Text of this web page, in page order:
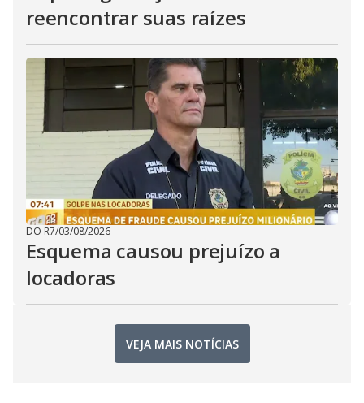
reencontrar suas raízes
DO R7/03/08/2026
Esquema causou prejuízo a
locadoras
VEJA MAIS NOTÍCIAS